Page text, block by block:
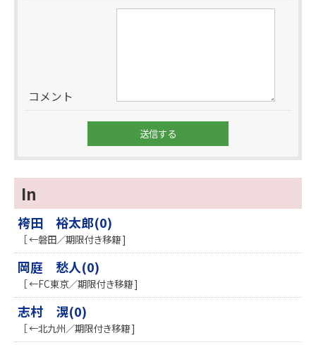
コメント
In
袴田 裕太郎(0)
［ ←磐田／期限付き移籍 ]
岡庭 愁人(0)
［ ←FC東京／期限付き移籍 ]
志村 滉(0)
［ ←北九州／期限付き移籍 ]